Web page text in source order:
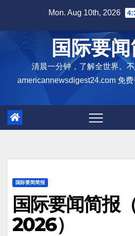
content
Mon. Aug 10th, 2026
国际要
清晨一分钟，了解全世界。不
americannewsdigest24.com 免
国际要闻简报
国际要闻简报
2026）